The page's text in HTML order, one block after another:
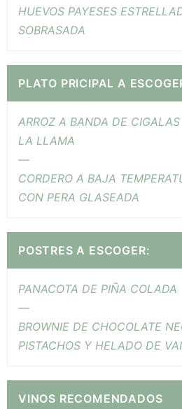
HUEVOS PAYESES
SOBRASADA
PLATO PRICIPAL A
ARROZ A BANDA DE
LA LLAMA
—
CORDERO A BAJA
CON PERA GLASEADA
POSTRES A ESCOGER:
PANACOTA DE PIÑA COLADA
—
BROWNIE DE CHOCOLATE
PISTACHOS Y HELADO DE
VINOS RECOMENDADOS